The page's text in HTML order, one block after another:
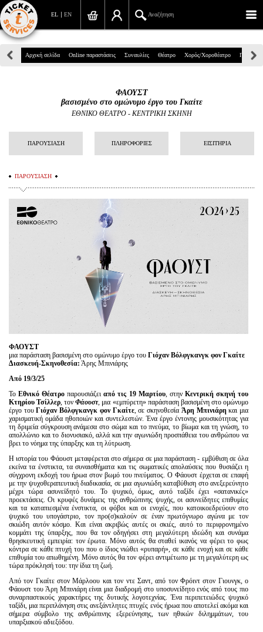
EN
EL Αναζήτηση
Πανεπιστημίου 39, Αθήνα
info@ticketservices.gr
Σύνδεση/Εγγραφή
Προσωπικά Δεδομένα
Πληροφορίες
Είσοδος διαχειριστή
Αρχική σελίδα Online παραστάσεις Συναυλίες Θέατρο Χορός/Χοροθέατρο Παιδικά
ΦΑΟΥΣΤ
βασισμένο στο ομώνυμο έργο του Γκαίτε
ΕΘΝΙΚΟ ΘΕΑΤΡΟ- ΚΕΝΤΡΙΚΗ ΣΚΗΝΗ
ΠΑΡΟΥΣΙΑΣΗ ΠΛΗΡΟΦΟΡΙΕΣ ΕΙΣΙΤΗΡΙΑ
ΠΑΡΟΥΣΙΑΣΗ
ΦΑΟΥΣΤ
μια παράσταση βασισμένη στο ομώνυμο έργο του Γιόχαν Βόλφγκανγκ φον Γκαίτε
Διασκευή-Σκηνοθεσία: Άρης Μπινιάρης
Από 19/3/25
ΤοΕθνικό Θέατρο παρουσιάζειαπό τις 19 Μαρτίου, στην Κεντρική σκηνή του
Κτηρίου Τσίλλερ , τονΦάουστ, μια «εμπύρετη» παράσταση βασισμένη στο ομώνυμο
έργο τουΓιόχαν Βόλφγκανγκ φον Γκαίτε, σε σκηνοθεσία Άρη Μπινιάρηκαι μια
χαρισματική ομάδα ηθοποιών και συντελεστών. Ένα έργο έντονης μουσικότητας για
τη δριμεία σύγκρουση ανάμεσα στο σώμα και το πνεύμα, το βίωμα και τη γνώση, το
απολλώνιο και το διονυσιακό, αλλά και την αγωνιώδη προσπάθεια του ανθρώπου να
βρει το νόημα της ύπαρξης και τη λύτρωση.
Η ιστορία του Φάουστ μεταφέρεται στο σήμερα σε μια παράσταση - εμβύθιση σε όλα
εκείνα τα ένστικτα, τα συναισθήματα και τις σωματικές απολαύσεις που θυσιάζει η
σύγχρονη εκδοχή του ήρωα στον βωμό του πνεύματος. Ο Φάουστ έρχεται σε επαφή
με την ψυχοθεραπευτική διαδικασία, σε μια αγωνιώδη καταβύθιση στο ανεξερεύνητο
μέχρι τώρα ασυνείδητό του. Το ψυχικό, όμως, αυτό ταξίδι έχει «σατανικές»
προεκτάσεις. Οι κρυφές δυνάμεις της ανθρώπινης ψυχής, οι ασυνείδητες επιθυμίες
και τα καταπιεσμένα ένστικτα, οι φόβοι και οι ενοχές, που κατοικοεδρεύουν στο
ψυχικό του υπογάστριο, τον προ(σ)καλούν σε έναν πρωτόγνωρο αγώνα με τον
σκιώδη αυτόν κόσμο. Και είναι ακριβώς αυτές οι σκιές, αυτό το περιφρονημένο
κομμάτι της ύπαρξης, που θα τον οδηγήσει στη μεγαλύτερη ιδεώδη και συνάμα
θρησκευτική εμπειρία: τον έρωτα. Μόνο αυτός θα σταθεί ικανός να φέρει το φως
κόντρα σε κάθε πτυχή του που ο ίδιος νιώθει «ρυπαρή», σε κάθε ενοχή και σε κάθε
επιθυμία του απωθημένη. Μόνο αυτός θα τον φέρει αντιμέτωπο με τη μεγαλύτερη ως
τώρα πρόκλησή του: την ίδια τη ζωή.
Από τον Γκαίτε στον Μάρλοου και τον ντε Σαντ, από τον Φρόιντ στον Γιουνγκ, ο
Φάουστ του Άρη Μπινιάρη είναι μια διαδρομή στο υποσυνείδητο ενός από τους πιο
συναρπαστικούς χαρακτήρες της δυτικής λογοτεχνίας. Ένα περιπετειώδες ψυχικό
ταξίδι, μια περιπλάνηση στις ανεξάντλητες πτυχές ενός ήρωα που αποτελεί ακόμα και
σήμερα σύμβολο της ανθρώπινης εξερεύνησης, των ηθικών διλημμάτων, του
υπαρξιακού αδιεξόδου.